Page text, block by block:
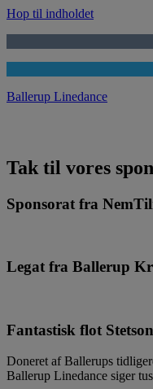
Hop til indholdet
Ballerup Linedance
Tak til vores
Sponsorat fra
Legat fra Ballerup
Fantastisk flot
Doneret af Ballerups
Ballerup Linedance siger